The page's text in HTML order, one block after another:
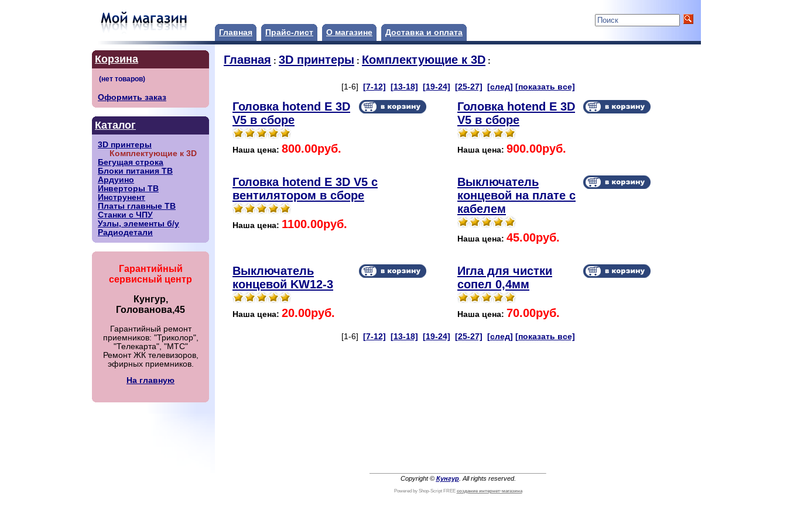
Главная Прайс-лист О магазине Доставка и оплата
Корзина
Оформить заказ
Каталог
3D принтеры
Комплектующие к 3D
Бегущая строка
Блоки питания ТВ
Ардуино
Инверторы ТВ
Инструнент
Платы главные ТВ
Станки с ЧПУ
Узлы, элементы б/у
Радиодетали
Гарантийный
сервисный центр
Кунгур,
Голованова,45
Гарантийный ремонт
приемников: "Триколор",
"Телекарта", "МТС"
Ремонт ЖК телевизоров,
эфирных приемников.
На главную
Главная : 3D принтеры : Комплектующие к 3D :
[1-6] [7-12] [13-18] [19-24] [25-27] [след] [показать все]
Головка hotend E 3D
V5 в сборе
Наша цена: 800.00руб.
Головка hotend E 3D
V5 в сборе
Наша цена: 900.00руб.
Головка hotend E 3D V5 с
вентилятором в сборе
Наша цена: 1100.00руб.
Выключатель
концевой на плате с
кабелем
Наша цена: 45.00руб.
Выключатель
концевой KW12-3
Наша цена: 20.00руб.
Игла для чистки
сопел 0,4мм
Наша цена: 70.00руб.
[1-6] [7-12] [13-18] [19-24] [25-27] [след] [показать все]
Copyright © Кунгур. All rights reserved.
Powered by Shop-Script FREE создание интернет-магазина